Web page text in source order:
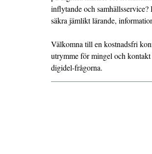
inflytande och
säkra jämlikt lärande,
Välkomna till en kostnadsfri
utrymme för mingel och
digidel-frågorna.